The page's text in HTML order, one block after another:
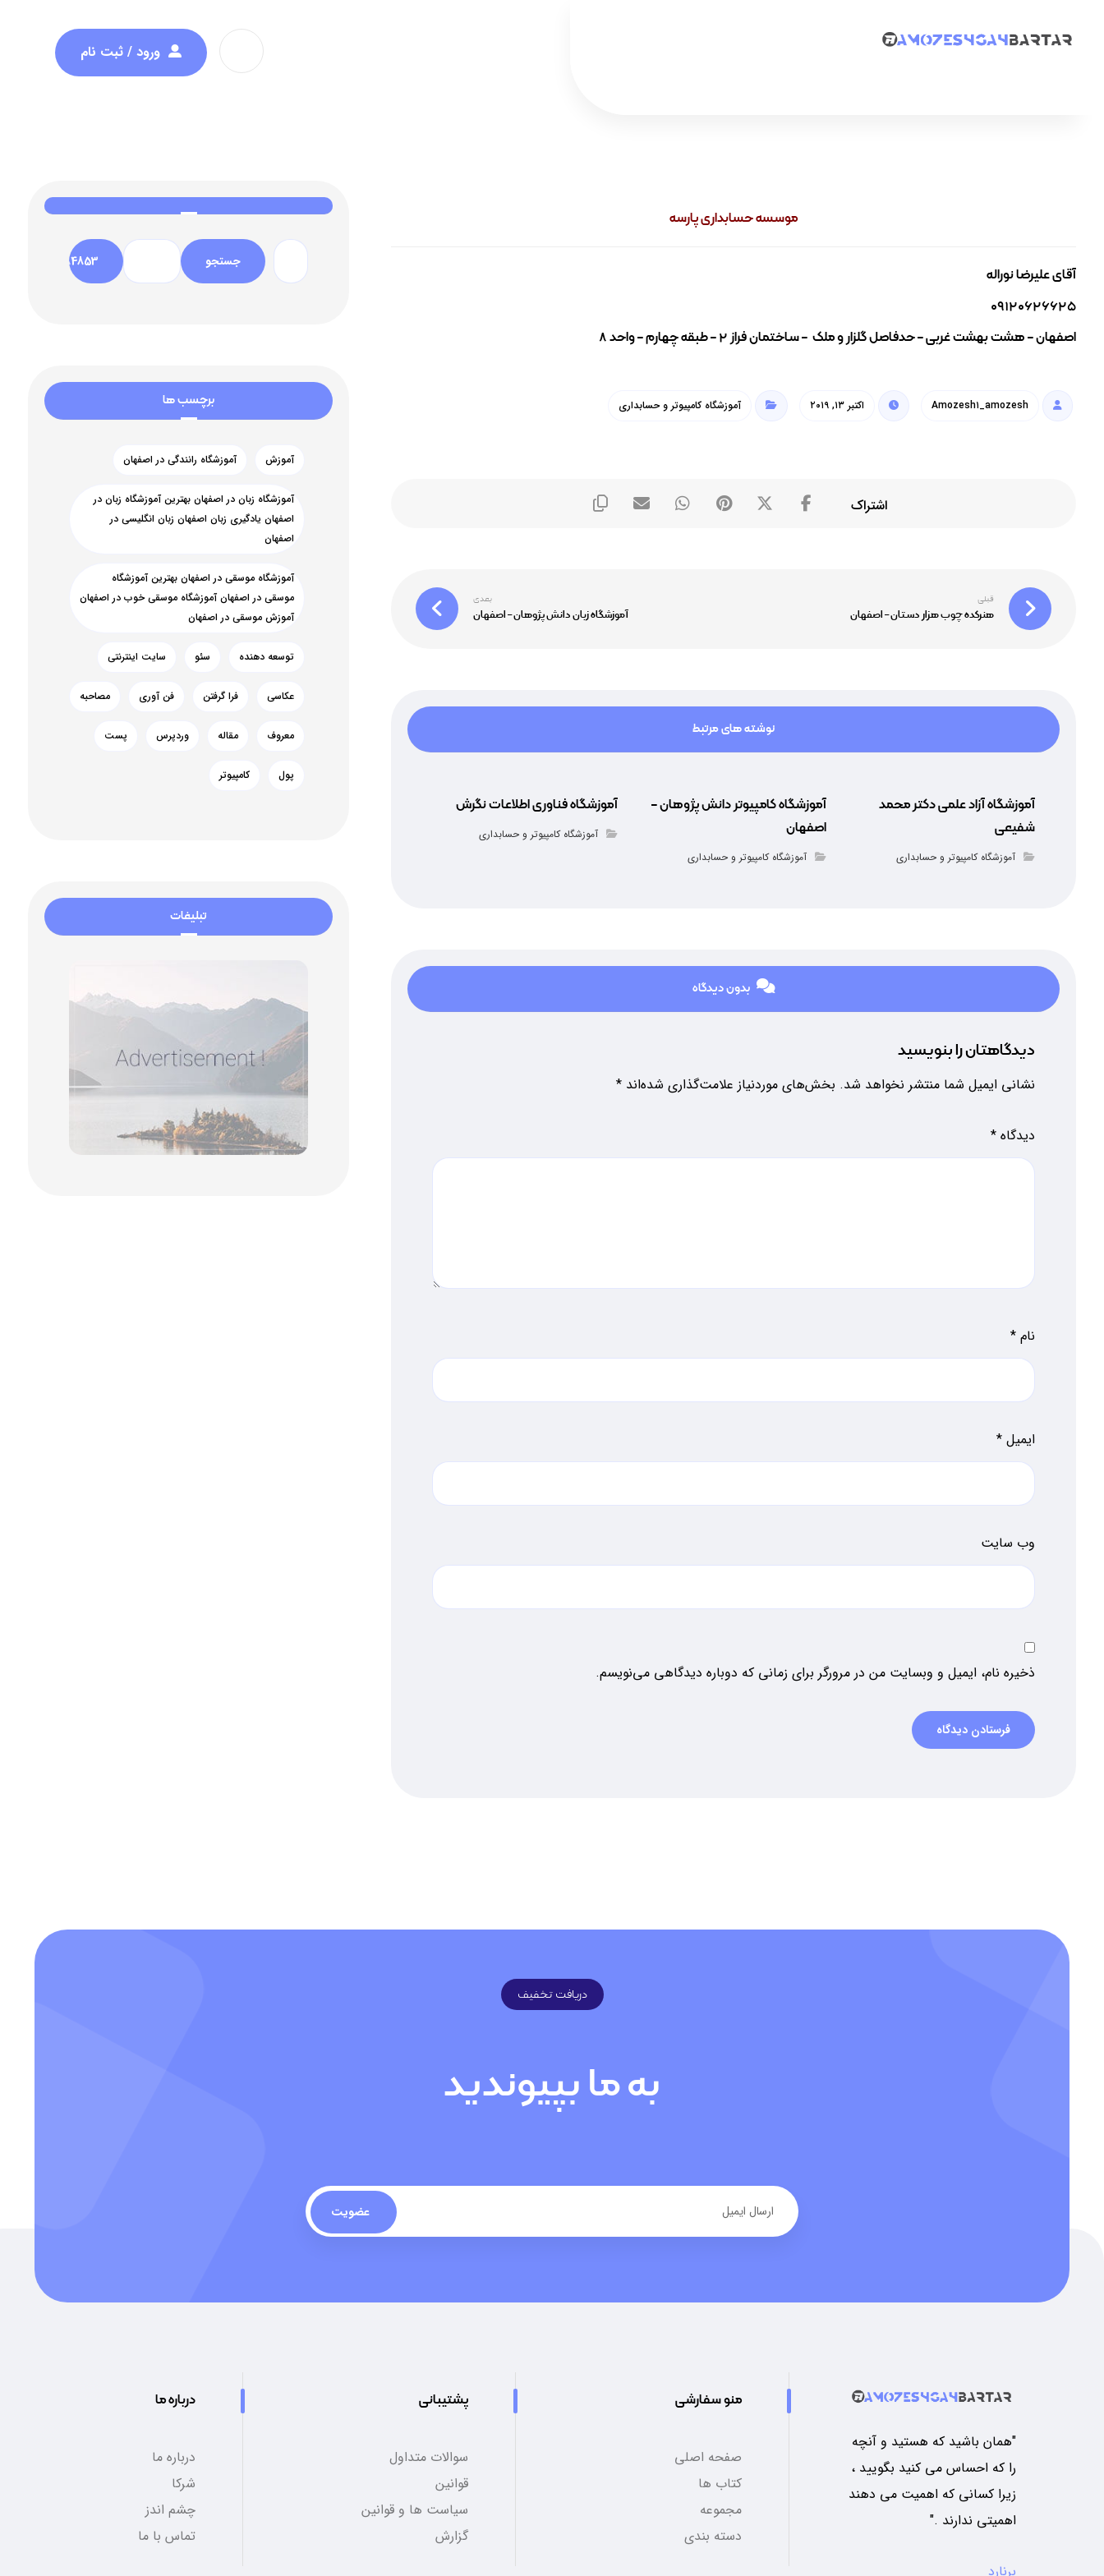
ورود / ثبت نام
موسسه حسابداری پارسه
آقای علیرضا نوراله
۰۹۱۲۰۶۲۶۶۲۵
اصفهان – هشت بهشت غربی – حدفاصل گلزار و ملک – ساختمان فراز ۲ – طبقه چهارم – واحد ۸
Amozesh۱_amozesh اکتبر ۱۳, ۲۰۱۹ آموزشگاه کامپیوتر و حسابداری
قبلی
هنرکده چوب هزار دستان – اصفهان
بعدی
آموزشگاه زبان دانش پژوهان – اصفهان
نوشته های مرتبط
آموزشگاه آزاد علمی دکتر محمد
شفیعی
آموزشگاه کامپیوتر و حسابداری
آموزشگاه کامپیوتر دانش پژوهان –
اصفهان
آموزشگاه کامپیوتر و حسابداری
آموزشگاه فناوری اطلاعات نگرش
آموزشگاه کامپیوتر و حسابداری
بدون دیدگاه
دیدگاهتان را بنویسید
نشانی ایمیل شما منتشر نخواهد شد. بخش‌های موردنیاز علامت‌گذاری شده‌اند *
دیدگاه *
نام *
ایمیل *
وب‌ سایت
ذخیره نام، ایمیل و وبسایت من در مرورگر برای زمانی که دوباره دیدگاهی می‌نویسم.
فرستادن دیدگاه
جستجو
برچسب ها
آموزش آموزشگاه رانندگی در اصفهان
آموزشگاه زبان در اصفهان بهترین آموزشگاه زبان در
اصفهان یادگیری زبان اصفهان زبان انگلیسی در
اصفهان
آموزشگاه موسقی در اصفهان بهترین آموزشگاه
موسقی در اصفهان آموزشگاه موسقی خوب در اصفهان
آموزش موسقی در اصفهان
توسعه دهنده سئو سایت اینترنتی
عکاسی فرا گرفتن فن آوری مصاحبه
معروف مقاله وردپرس پست
پول کامپیوتر
تبلیغات
دریافت تخفیف
به ما بپیوندید
عضویت
"همان باشید که هستید و آنچه
را که احساس می کنید بگویید ،
زیرا کسانی که اهمیت می دهند
اهمیتی ندارند ."
برنارد
منو سفارشی
صفحه اصلی
کتاب ها
مجموعه
دسته بندی
پشتیبانی
سوالات متداول
قوانین
سیاست ها و قوانین
گزارش
درباره ما
درباره ما
شرکا
چشم اندز
تماس با ما